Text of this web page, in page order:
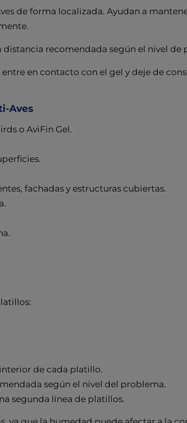
de forma localizada. Ayudan a
recomendada según el nivel de
en contacto con el gel y deje de
Aves
o AviFin Gel.
fachadas y estructuras cubiertas.
de cada platillo.
según el nivel del problema.
segunda línea de platillos.